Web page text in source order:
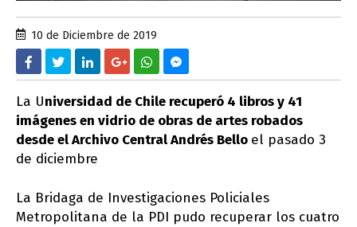
10 de Diciembre de 2019
La Universidad de Chile recuperó 4 libros y 41
imágenes en vidrio de obras de artes robados
desde el Archivo Central Andrés Bello el pasado 3
de diciembre
La Bridaga de Investigaciones Policiales
Metropolitana de la PDI pudo recuperar los cuatro